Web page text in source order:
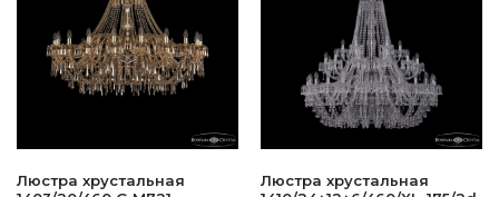
Люстра хрустальная
Люстра хрустальная